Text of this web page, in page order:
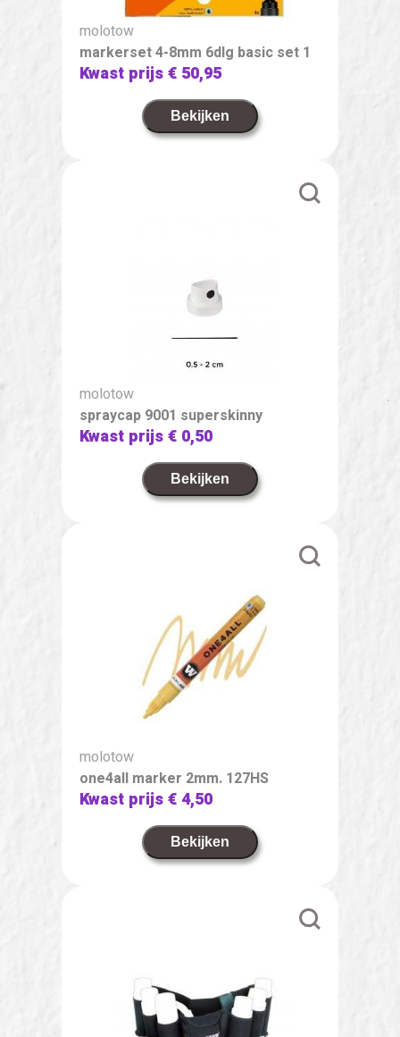
molotow
markerset 4-8mm 6dlg basic set 1
Kwast prijs€ 50,95
Bekijken
molotow
spraycap 9001 superskinny
Kwast prijs€ 0,50
Bekijken
molotow
one4all marker 2mm. 127HS
Kwast prijs€ 4,50
Bekijken